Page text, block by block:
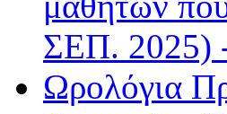
ΣΕΠ. 2025)
Ωρολόγια